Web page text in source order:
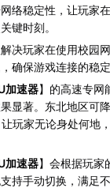
络稳定性，让玩家
键时刻。
决玩家在使用校园
确保游戏连接的稳定
加速器】的高速专网
显著。东北地区可
玩家无论身处何地
加速器】会根据玩家
持手动切换，满足